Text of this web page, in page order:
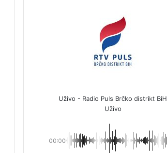
Uživo - Radio Puls Brčko distrikt BiH
Uživo
00:00